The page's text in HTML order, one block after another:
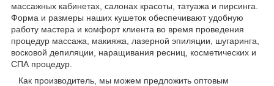
массажных кабинетах, салонах красоты, татуажа и пирсинга.
Форма и размеры наших кушеток обеспечивают удобную
работу мастера и комфорт клиента во время проведения
процедур массажа, макияжа, лазерной эпиляции, шугаринга,
восковой депиляции, наращивания ресниц, косметических и
СПА процедур.
Как производитель, мы можем предложить оптовым